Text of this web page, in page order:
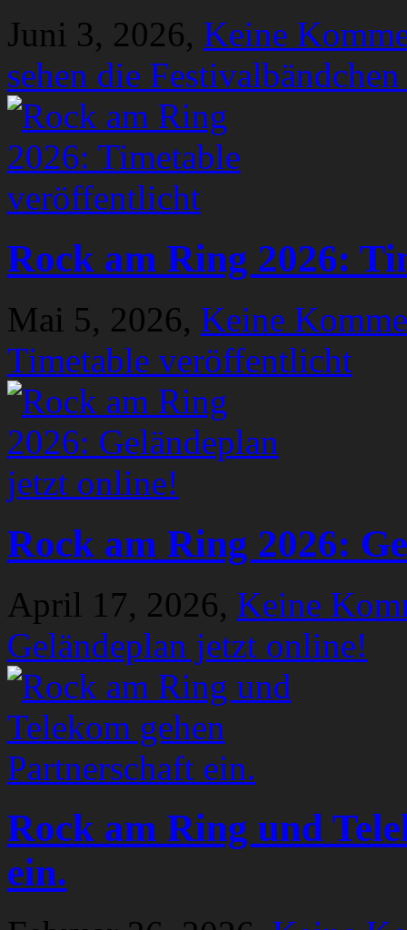
Juni 3, 2026, Keine
sehen die
Rock am Ring 2026:
Mai 5, 2026, Keine
Timetable veröffentlicht
Rock am Ring 2026:
April 17, 2026, Keine
Geländeplan jetzt online!
Rock am Ring und
ein.